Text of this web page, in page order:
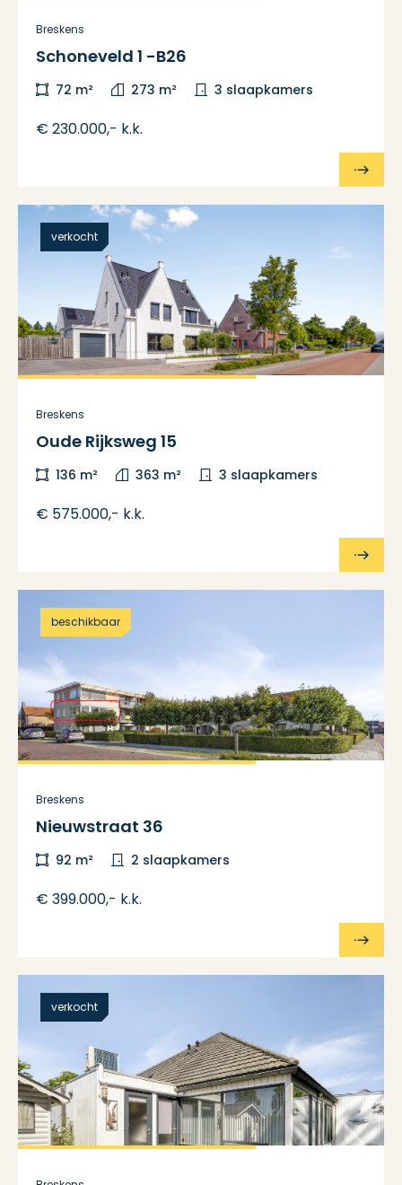
Breskens
Schoneveld 1 -B26
72 m² 273 m² 3 slaapkamers
€ 230.000,- k.k.
verkocht
Breskens
Oude Rijksweg 15
136 m² 363 m² 3 slaapkamers
€ 575.000,- k.k.
beschikbaar
Breskens
Nieuwstraat 36
92 m² 2 slaapkamers
€ 399.000,- k.k.
verkocht